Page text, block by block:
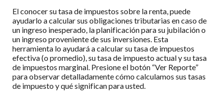
El conocer su tasa de impuestos sobre la renta, puede
ayudarlo a calcular sus obligaciones tributarias en caso de
un ingreso inesperado, la planificación para su jubilación o
un ingreso proveniente de sus inversiones. Esta
herramienta lo ayudará a calcular su tasa de impuestos
efectiva (o promedio), su tasa de impuesto actual y su tasa
de impuestos marginal. Presione el botón “Ver Reporte”
para observar detalladamente cómo calculamos sus tasas
de impuesto y qué significan para usted.